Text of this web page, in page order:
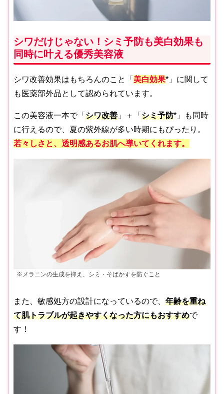
シワだけじゃない！シミ予防も美白効果も
同時に叶える優秀美容液
シワ改善効果はもちろんのこと「 美白効果*」に関して
も医薬部外品として認められています。
この美容液一本で「 シワ改善 」＋「 シミ予防*」も同時
に行えるので、夏の紫外線が多い時期にもぴったり。
若々しさと、透明感あるお肌へ導いてくれます。
※メラニンの生成を抑え、シミ・そばかすを防ぐこと
また、敏感処方の設計になっているので、 年齢を重ね
て肌トラブルが起きやすくなった方にもおすすめで
す！